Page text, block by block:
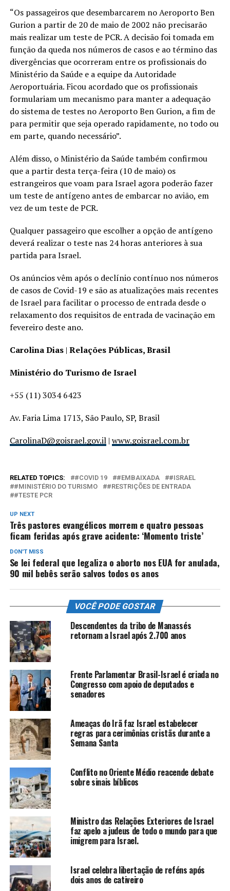
“Os passageiros que desembarcarem no Aeroporto Ben
Gurion a partir de 20 de maio de 2002 não precisarão
mais realizar um teste de PCR. A decisão foi tomada em
função da queda nos números de casos e ao término das
divergências que ocorreram entre os profissionais do
Ministério da Saúde e a equipe da Autoridade
Aeroportuária. Ficou acordado que os profissionais
formulariam um mecanismo para manter a adequação
do sistema de testes no Aeroporto Ben Gurion, a fim de
para permitir que seja operado rapidamente, no todo ou
em parte, quando necessário”.
Além disso, o Ministério da Saúde também confirmou
que a partir desta terça-feira (10 de maio) os
estrangeiros que voam para Israel agora poderão fazer
um teste de antígeno antes de embarcar no avião, em
vez de um teste de PCR.
Qualquer passageiro que escolher a opção de antígeno
deverá realizar o teste nas 24 horas anteriores à sua
partida para Israel.
Os anúncios vêm após o declínio contínuo nos números
de casos de Covid-19 e são as atualizações mais recentes
de Israel para facilitar o processo de entrada desde o
relaxamento dos requisitos de entrada de vacinação em
fevereiro deste ano.
Carolina Dias| Relações Públicas, Brasil
Ministério do Turismo de Israel
+55 (11) 3034 6423
Av. Faria Lima 1713, São Paulo, SP, Brasil
CarolinaD@goisrael.gov.il| www.goisrael.com.br
RELATED TOPICS: #COVID 19 #EMBAIXADA
#ISRAEL
#MINISTÉRIO DO TURISMO
#RESTRIÇÕES DE ENTRADA
#TESTE PCR
UP NEXT
Três pastores evangélicos morrem e quatro pessoas
ficam feridas após grave acidente: ‘Momento triste’
DON'T MISS
Se lei federal que legaliza o aborto nos EUA for anulada,
90 mil bebês serão salvos todos os anos
VOCÊ PODE GOSTAR
Descendentes da tribo de Manassés
retornam a Israel após 2.700 anos
Frente Parlamentar Brasil-Israel é criada no
Congresso com apoio de deputados e
senadores
Ameaças do Irã faz Israel estabelecer
regras para cerimônias cristãs durante a
Semana Santa
Conflito no Oriente Médio reacende debate
sobre sinais bíblicos
Ministro das Relações Exteriores de Israel
faz apelo a judeus de todo o mundo para que
imigrem para Israel.
Israel celebra libertação de reféns após
dois anos de cativeiro